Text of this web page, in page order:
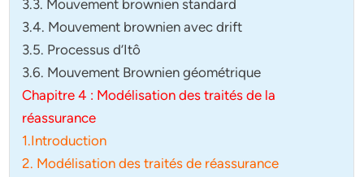
3.3. Mouvement brownien standard
3.4. Mouvement brownien avec drift
3.5. Processus d’Itô
3.6. Mouvement Brownien géométrique
Chapitre 4 : Modélisation des traités de la
réassurance
1.Introduction
2. Modélisation des traités de réassurance